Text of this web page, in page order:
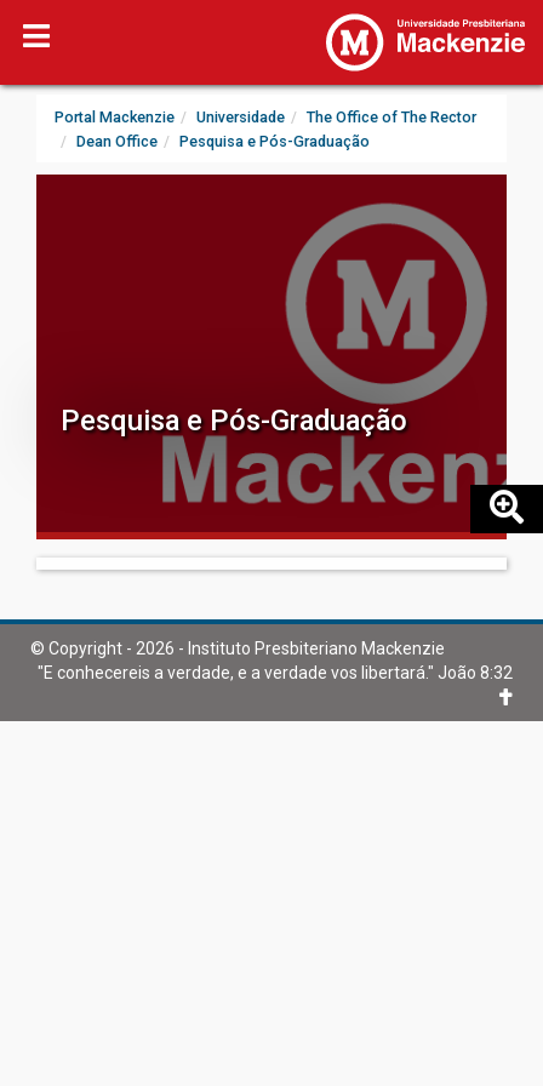
Portal Mackenzie Universidade
The Office of The Rector
Dean Office
Pesquisa e Pós-Graduação
Pesquisa e Pós-Graduação
© Copyright - 2026 - Instituto Presbiteriano Mackenzie
"E conhecereis a verdade, e a verdade vos libertará." João 8:32